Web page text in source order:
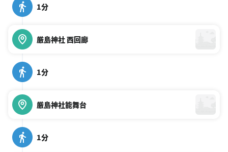
1分
厳島神社 西回廊
1分
厳島神社能舞台
1分